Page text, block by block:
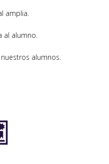
amplia.
al alumno.
alumnos.